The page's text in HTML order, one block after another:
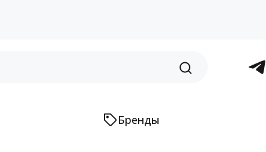
Бренды